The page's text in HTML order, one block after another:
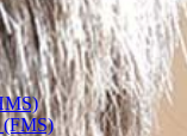
(FMS)